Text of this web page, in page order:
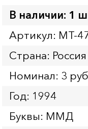
В наличии: 1
Артикул: MT-
Страна: Россия
Номинал: 3
Год: 1994
Буквы: ММД